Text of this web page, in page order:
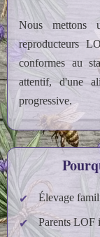
Nous mettons
reproducteurs
conformes au
attentif, d'une
progressive.
Élevage
Parents LOF